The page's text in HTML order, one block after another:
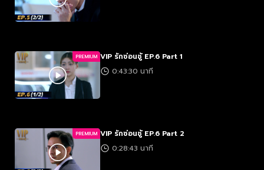
PREMIUM VIP รักซ่อนชู้ EP.6 Part 1
0:43:30 นาที
PREMIUM VIP รักซ่อนชู้ EP.6 Part 2
0:28:43 นาที